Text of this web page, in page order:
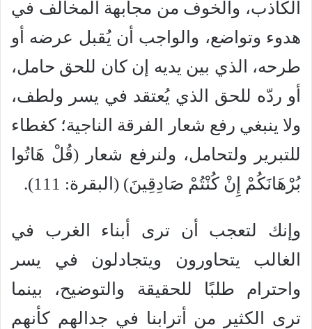
الكاذب، والخوف من مجابهة المخالف في
هدوء وتواضع، والواجب أن يُقبل عرضه أو
طرحه، الذي بين يديه إن كان للحق حامل،
أو ردّه للحق الذي يُعتقد في يسر ولطف،
ولا ينبغي رفع شعار الفرقة الناجية؛ كغطاء
للتبرير ولتحامل، ولنرفع شعار (قُلْ هَاتُوا
بُرْهَانَكُمْ إِنْ كُنْتُمْ صَادِقِينَ) (البقرة: 111).
وإنك لتعجب أن ترى أبناء الغرب في
الغالب يتحاورون ويتجادلون في يسر
واحترام طلبًا للحقيقة والتوضيح، بينما
ترى الكثير من أترابنا في جدالهم كأنهم